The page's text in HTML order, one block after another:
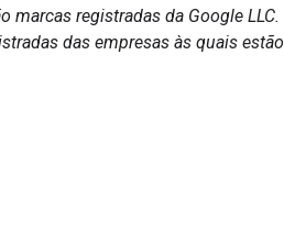
marcas registradas da Google LLC.
das empresas às quais estão